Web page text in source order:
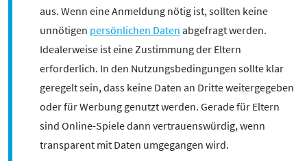
aus. Wenn eine Anmeldung nötig ist, sollten keine
unnötigen persönlichen Daten abgefragt werden.
Idealerweise ist eine Zustimmung der Eltern
erforderlich. In den Nutzungsbedingungen sollte klar
geregelt sein, dass keine Daten an Dritte weitergegeben
oder für Werbung genutzt werden. Gerade für Eltern
sind Online-Spiele dann vertrauenswürdig, wenn
transparent mit Daten umgegangen wird.
RUBRIKEN:
Grundlagen
Sicherheit & Risiken
Tipps & Regeln
Studien
Aktuelles